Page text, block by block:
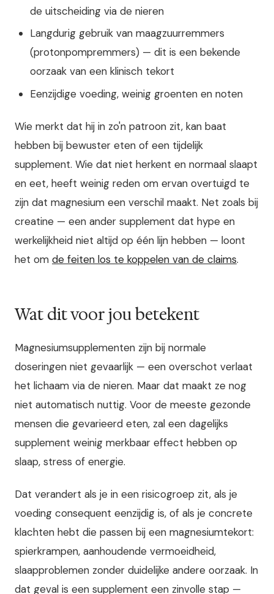
de uitscheiding via de nieren
Langdurig gebruik van maagzuurremmers
(protonpompremmers) — dit is een bekende
oorzaak van een klinisch tekort
Eenzijdige voeding, weinig groenten en noten
Wie merkt dat hij in zo'n patroon zit, kan baat
hebben bij bewuster eten of een tijdelijk
supplement. Wie dat niet herkent en normaal slaapt
en eet, heeft weinig reden om ervan overtuigd te
zijn dat magnesium een verschil maakt. Net zoals bij
creatine — een ander supplement dat hype en
werkelijkheid niet altijd op één lijn hebben — loont
het om de feiten los te koppelen van de claims.
Wat dit voor jou betekent
Magnesiumsupplementen zijn bij normale
doseringen niet gevaarlijk — een overschot verlaat
het lichaam via de nieren. Maar dat maakt ze nog
niet automatisch nuttig. Voor de meeste gezonde
mensen die gevarieerd eten, zal een dagelijks
supplement weinig merkbaar effect hebben op
slaap, stress of energie.
Dat verandert als je in een risicogroep zit, als je
voeding consequent eenzijdig is, of als je concrete
klachten hebt die passen bij een magnesiumtekort:
spierkrampen, aanhoudende vermoeidheid,
slaapproblemen zonder duidelijke andere oorzaak. In
dat geval is een supplement een zinvolle stap —